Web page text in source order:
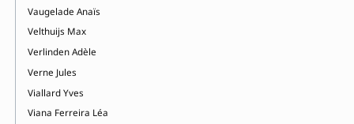
Vaugelade Anaïs
Velthuijs Max
Verlinden Adèle
Verne Jules
Viallard Yves
Viana Ferreira Léa